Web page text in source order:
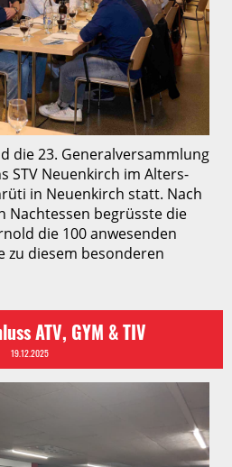
die 23. Generalversammlung
STV Neuenkirch im Alters-
in Neuenkirch statt. Nach
Nachtessen begrüsste die
die 100 anwesenden
zu diesem besonderen
ATV, GYM & TIV
19.12.2025